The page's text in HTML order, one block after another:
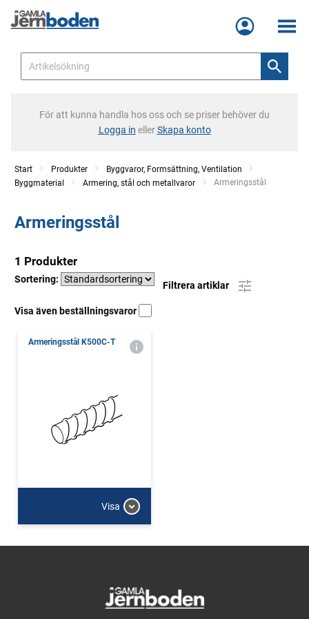
Meny
För att kunna handla hos oss och se priser behöver du
Logga in ellerSkapa konto
Start Produkter
Byggvaror, Formsättning, Ventilation
Byggmaterial
Armering, stål och metallvaror Current:
Armeringsstål
Armeringsstål
1 Produkter
Sortering:
Filtrera artiklar
Visa även beställningsvaror
Armeringsstål K500C-T
Visa